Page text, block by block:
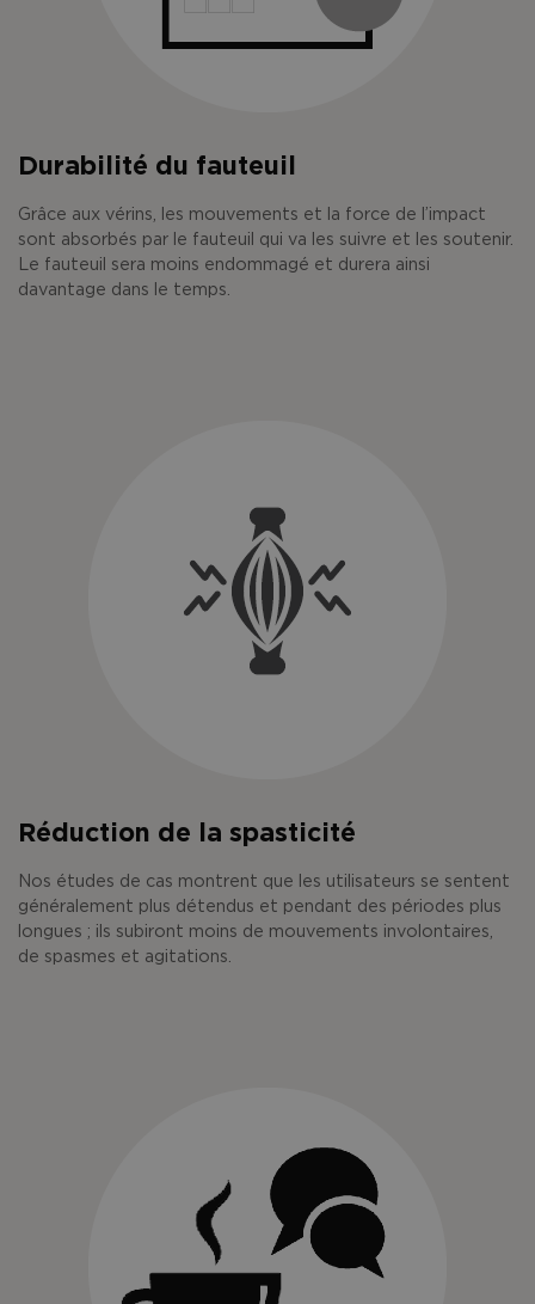
Durabilité du fauteuil
Grâce aux vérins, les mouvements et la force de l’impact
sont absorbés par le fauteuil qui va les suivre et les soutenir.
Le fauteuil sera moins endommagé et durera ainsi
davantage dans le temps.
Réduction de la spasticité
Nos études de cas montrent que les utilisateurs se sentent
généralement plus détendus et pendant des périodes plus
longues ; ils subiront moins de mouvements involontaires,
de spasmes et agitations.